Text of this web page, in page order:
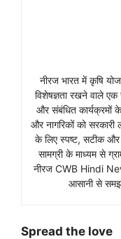
नीरज भारत में कृषि
विशेषज्ञता रखने वाले
और संबंधित कार्यक्रमों
और नागरिकों को
के लिए स्पष्ट, सटीक और
सामग्री के माध्यम से
नीरज CWB Hindi
आसानी से
Spread the love